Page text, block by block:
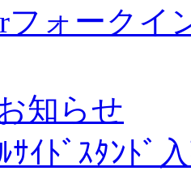
フォークイ
知らせ
ｻｲﾄﾞｽﾀﾝﾄﾞ